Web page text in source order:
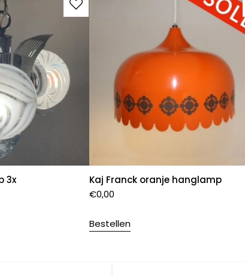
3x
Kaj Franck oranje hanglamp
€0,00
Bestellen